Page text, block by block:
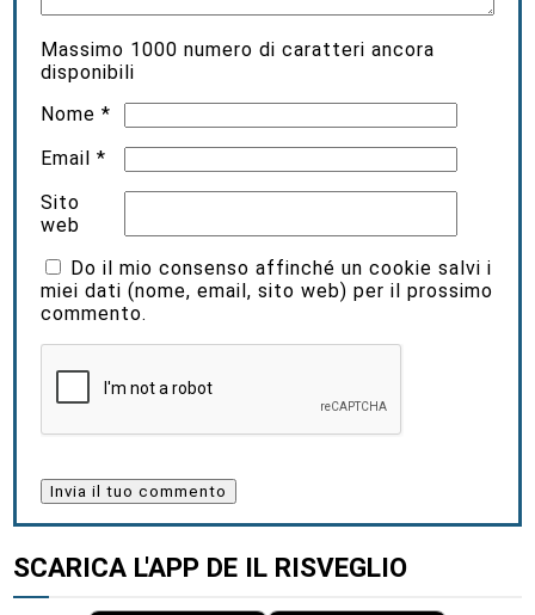
Massimo 1000 numero di caratteri ancora
disponibili
Nome*
Email*
Sito
web
Do il mio consenso affinché un cookie salvi i
miei dati (nome, email, sito web) per il prossimo
commento.
SCARICA L'APP DE IL RISVEGLIO